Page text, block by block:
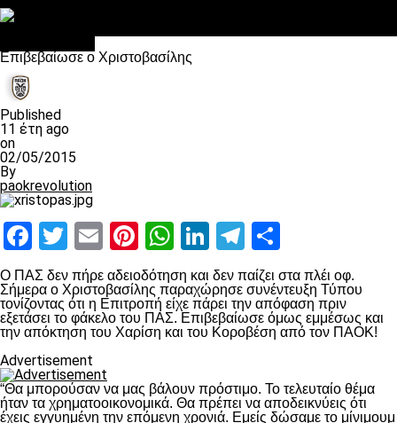
Επιβεβαίωσε ο Χριστοβασίλης
Published
11 έτη ago
on
02/05/2015
By
paokrevolution
Facebook
Twitter
EmailPinterest
WhatsApp
LinkedIn
Telegram
O ΠΑΣ δεν πήρε αδειοδότηση και δεν παίζει στα πλέι οφ.
Σήμερα ο Χριστοβασίλης παραχώρησε συνέντευξη Τύπου
τονίζοντας ότι η Επιτροπή είχε πάρει την απόφαση πριν
εξετάσει το φάκελο του ΠΑΣ. Επιβεβαίωσε όμως εμμέσως και
την απόκτηση του Χαρίση και του Κοροβέση από τον ΠΑΟΚ!
Advertisement
“Θα μπορούσαν να μας βάλουν πρόστιμο. Το τελευταίο θέμα
ήταν τα χρηματοοικονομικά. Θα πρέπει να αποδεικνύεις ότι
έχεις εγγυημένη την επόμενη χρονιά. Εμείς δώσαμε το μίνιμουμ